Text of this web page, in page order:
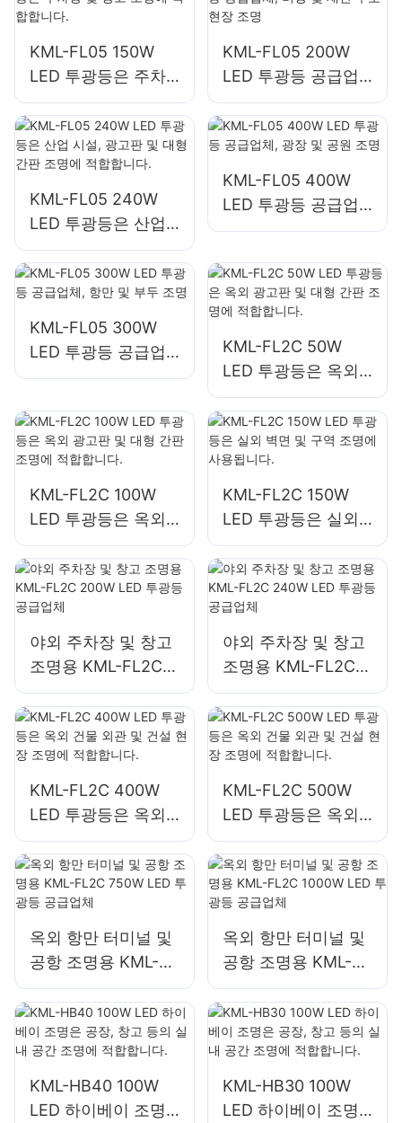
KML-FL05 150W
LED 투광등은 주차
장 및 창고 조명에 적
합합니다.
KML-FL05 200W
LED 투광등 공급업
체, 비상 및 재난 구
호 현장 조명
KML-FL05 240W
LED 투광등은 산업
시설, 광고판 및 대형
간판 조명에 적합합
니다.
KML-FL05 400W
LED 투광등 공급업
체, 광장 및 공원 조
KML-FL05 300W
LED 투광등 공급업
체, 항만 및 부두 조
KML-FL2C 50W
LED 투광등은 옥외
광고판 및 대형 간판
조명에 적합합니다.
KML-FL2C 100W
LED 투광등은 옥외
광고판 및 대형 간판
조명에 적합합니다.
KML-FL2C 150W
LED 투광등은 실외
벽면 및 구역 조명에
사용됩니다.
야외 주차장 및 창고
조명용 KML-FL2C
200W LED 투광등
공급업체
야외 주차장 및 창고
조명용 KML-FL2C
240W LED 투광등
공급업체
KML-FL2C 400W
LED 투광등은 옥외
건물 외관 및 건설 현
장 조명에 적합합니
다.
KML-FL2C 500W
LED 투광등은 옥외
건물 외관 및 건설 현
장 조명에 적합합니
다.
옥외 항만 터미널 및
공항 조명용 KML-
FL2C 750W LED 투
광등 공급업체
옥외 항만 터미널 및
공항 조명용 KML-
FL2C 1000W LED
투광등 공급업체
KML-HB40 100W
LED 하이베이 조명
KML-HB30 100W
LED 하이베이 조명